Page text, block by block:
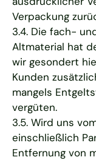
Verpackung
3.4. Die fach-
Altmaterial hat
wir gesondert
Kunden
mangels
vergüten.
3.5. Wird uns
einschließlich
Entfernung von